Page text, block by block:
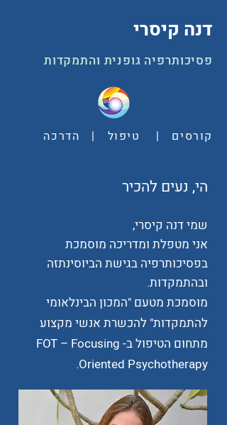
דנה קיסרי
פסיכותרפיה גופנית והתמקדות
קורסים | טיפול | הדרכה
הי, נעים להכיר
שמי דנה קיסרי,
אני מטפלת ומדריכה מוסמכת
בפסיכותרפיה בגישת הביוסינתזה
ובהתמקדות.
מוסמכת מטעם "המכון הבינלאומי
להתמקדות" להכשרת אנשי מקצוע
מתחום הטיפול ב- FOT – Focusing
Oriented Psychotherapy.